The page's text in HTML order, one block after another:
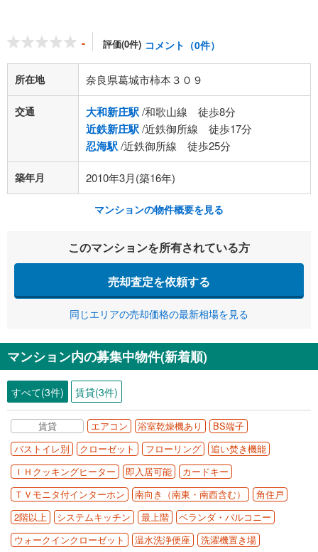
- 評価(0件) コメント（0件）
所在地 奈良県葛城市柿本３０９
交通 大和新庄駅/和歌山線 徒歩8分
近鉄新庄駅/近鉄御所線 徒歩17分
忍海駅/近鉄御所線 徒歩25分
築年月 2010年3月(築16年)
マンションの物件概要を見る
このマンションを所有されている方
売却査定を依頼する
同じエリアの売却価格の最新相場を見る
マンション内の募集中物件(新着順)
すべて(3件) 賃貸(3件)
賃貸 エアコン 浴室乾燥機あり
BS端子
バストイレ別
クローゼット フローリング
追い焚き機能
ＩＨクッキングヒーター
即入居可能
カードキー
ＴＶモニタ付インターホン
南向き（南東・南西含む）
角住戸
2階以上
システムキッチン 最上階
ベランダ・バルコニー
ウォークインクローゼット
温水洗浄便座 洗濯機置き場